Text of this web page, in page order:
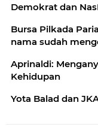
Demokrat dan
Bursa Pilkada
nama sudah
Aprinaldi:
Kehidupan
Yota Balad dan